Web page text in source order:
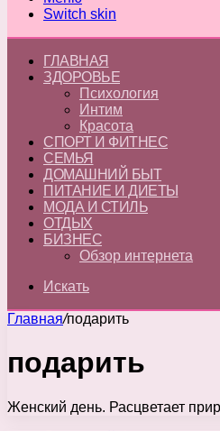
Switch skin
ГЛАВНАЯ
ЗДОРОВЬЕ
Психология
Интим
Красота
СПОРТ И ФИТНЕС
СЕМЬЯ
ДОМАШНИЙ БЫТ
ПИТАНИЕ И ДИЕТЫ
МОДА И СТИЛЬ
ОТДЫХ
БИЗНЕС
Обзор интернета
Искать
Главная/подарить
подарить
Женский день. Расцветает